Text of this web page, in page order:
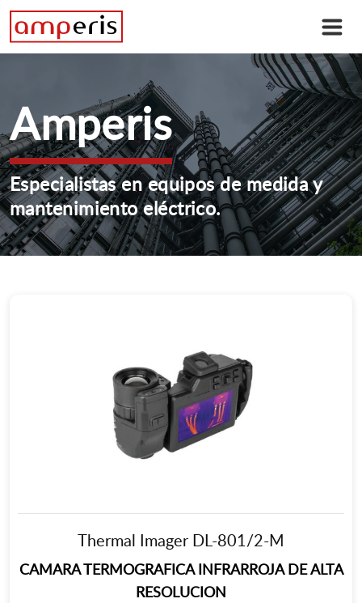
Amperis
Especialistas en equipos de medida y
mantenimiento eléctrico.
Thermal Imager DL-801/2-M
CAMARA TERMOGRAFICA INFRARROJA DE ALTA
RESOLUCION